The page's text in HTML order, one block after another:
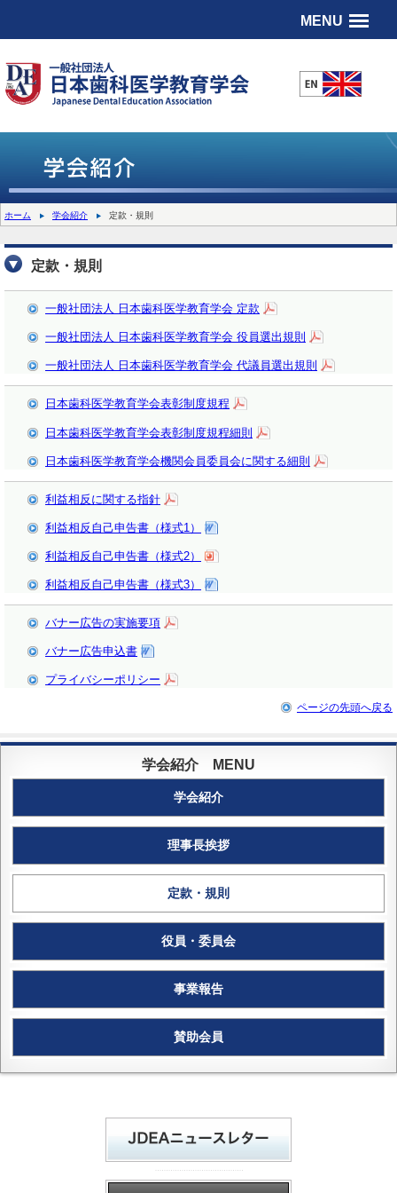
MENU
ホーム 学会紹介 定款・規則
定款・規則
一般社団法人 日本歯科医学教育学会 定款
一般社団法人 日本歯科医学教育学会 役員選出規則
一般社団法人 日本歯科医学教育学会 代議員選出規則
日本歯科医学教育学会表彰制度規程
日本歯科医学教育学会表彰制度規程細則
日本歯科医学教育学会機関会員委員会に関する細則
利益相反に関する指針
利益相反自己申告書（様式1）
利益相反自己申告書（様式2）
利益相反自己申告書（様式3）
バナー広告の実施要項
バナー広告申込書
プライバシーポリシー
ページの先頭へ戻る
学会紹介
理事長挨拶
定款・規則
役員・委員会
事業報告
賛助会員